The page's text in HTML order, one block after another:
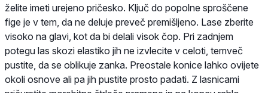
želite imeti urejeno pričesko. Ključ do popolne sproščene
fige je v tem, da ne deluje preveč premišljeno. Lase zberite
visoko na glavi, kot da bi delali visok čop. Pri zadnjem
potegu las skozi elastiko jih ne izvlecite v celoti, temveč
pustite, da se oblikuje zanka. Preostale konice lahko ovijete
okoli osnove ali pa jih pustite prosto padati. Z lasnicami